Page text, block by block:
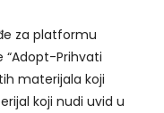
za platformu
“Adopt-Prihvati
materijala koji
koji nudi uvid u